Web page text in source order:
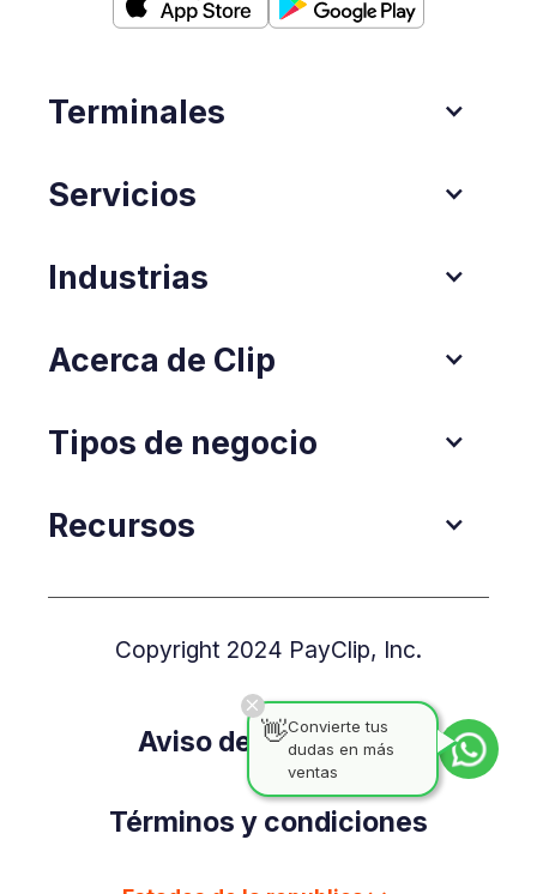
Terminales
Servicios
Industrias
Acerca de Clip
Tipos de negocio
Recursos
Copyright 2024 PayClip, Inc.
Aviso de Privacidad
Términos y condiciones
👋Convierte tus
dudas en más
ventas